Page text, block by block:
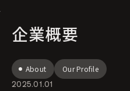
企業概要
About Our Profile
2025.01.01